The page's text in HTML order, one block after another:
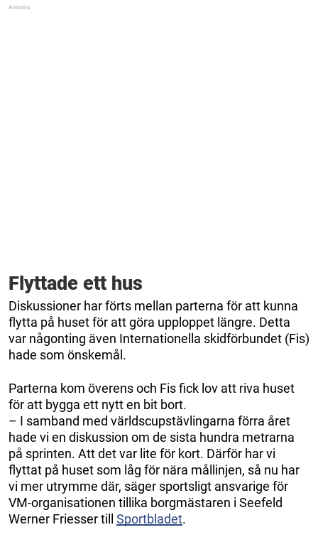
Flyttade ett hus
Diskussioner har förts mellan parterna för att kunna
flytta på huset för att göra upploppet längre. Detta
var någonting även Internationella skidförbundet (Fis)
hade som önskemål.
Parterna kom överens och Fis fick lov att riva huset
för att bygga ett nytt en bit bort.
– I samband med världscupstävlingarna förra året
hade vi en diskussion om de sista hundra metrarna
på sprinten. Att det var lite för kort. Därför har vi
flyttat på huset som låg för nära mållinjen, så nu har
vi mer utrymme där, säger sportsligt ansvarige för
VM-organisationen tillika borgmästaren i Seefeld
Werner Friesser till Sportbladet.